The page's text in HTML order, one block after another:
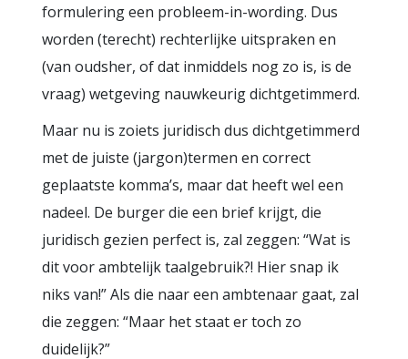
formulering een probleem-in-wording. Dus
worden (terecht) rechterlijke uitspraken en
(van oudsher, of dat inmiddels nog zo is, is de
vraag) wetgeving nauwkeurig dichtgetimmerd.
Maar nu is zoiets juridisch dus dichtgetimmerd
met de juiste (jargon)termen en correct
geplaatste komma’s, maar dat heeft wel een
nadeel. De burger die een brief krijgt, die
juridisch gezien perfect is, zal zeggen: “Wat is
dit voor ambtelijk taalgebruik?! Hier snap ik
niks van!” Als die naar een ambtenaar gaat, zal
die zeggen: “Maar het staat er toch zo
duidelijk?”